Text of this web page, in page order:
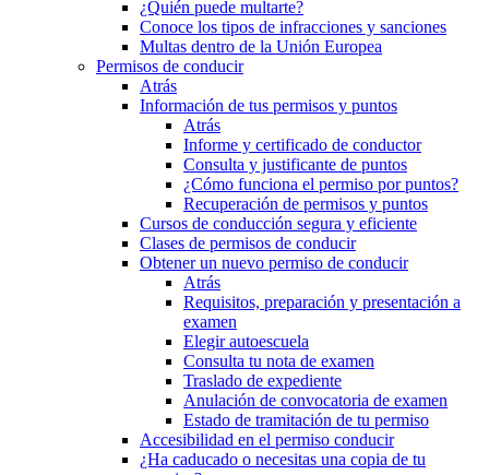
¿Quién puede multarte?
Conoce los tipos de infracciones y sanciones
Multas dentro de la Unión Europea
Permisos de conducir
Atrás
Información de tus permisos y puntos
Atrás
Informe y certificado de conductor
Consulta y justificante de puntos
¿Cómo funciona el permiso por puntos?
Recuperación de permisos y puntos
Cursos de conducción segura y eficiente
Clases de permisos de conducir
Obtener un nuevo permiso de conducir
Atrás
Requisitos, preparación y presentación a
examen
Elegir autoescuela
Consulta tu nota de examen
Traslado de expediente
Anulación de convocatoria de examen
Estado de tramitación de tu permiso
Accesibilidad en el permiso conducir
¿Ha caducado o necesitas una copia de tu